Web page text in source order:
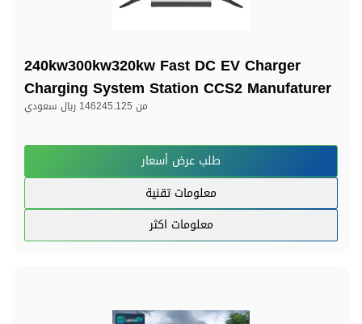
240kw300kw320kw Fast DC EV Charger
Charging System Station CCS2 Manufaturer
من 146245.125 ريال سعودي
طلب عرض أسعار
معلومات تقنية
معلومات اكثر